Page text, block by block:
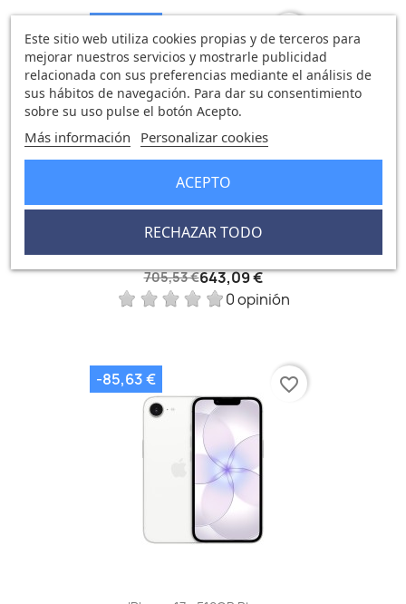
IPhone 17e 256GB Rosa Suave
705,53 €643,09 €
0 opinión
favorite_border
-85,63 € favorite_border
Este sitio web utiliza cookies propias y de terceros para
mejorar nuestros servicios y mostrarle publicidad
relacionada con sus preferencias mediante el análisis de
sus hábitos de navegación. Para dar su consentimiento
sobre su uso pulse el botón Acepto.
Más información Personalizar cookies
RECHAZAR TODO
ACEPTO